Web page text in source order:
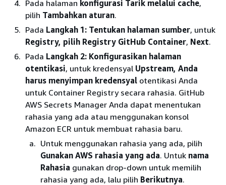
Pada halaman konfigurasi Tarik melalui cache,
pilih Tambahkan aturan.
Pada Langkah 1: Tentukan halaman sumber, untuk
Registry, pilih Registry GitHub Container, Next.
Pada Langkah 2: Konfigurasikan halaman
otentikasi, untuk kredensyal Upstream, Anda
harus menyimpan kredensyal otentikasi Anda
untuk Container Registry secara rahasia. GitHub
AWS Secrets Manager Anda dapat menentukan
rahasia yang ada atau menggunakan konsol
Amazon ECR untuk membuat rahasia baru.
Untuk menggunakan rahasia yang ada, pilih
Gunakan AWS rahasia yang ada. Untuk nama
Rahasia gunakan drop-down untuk memilih
rahasia yang ada, lalu pilih Berikutnya.